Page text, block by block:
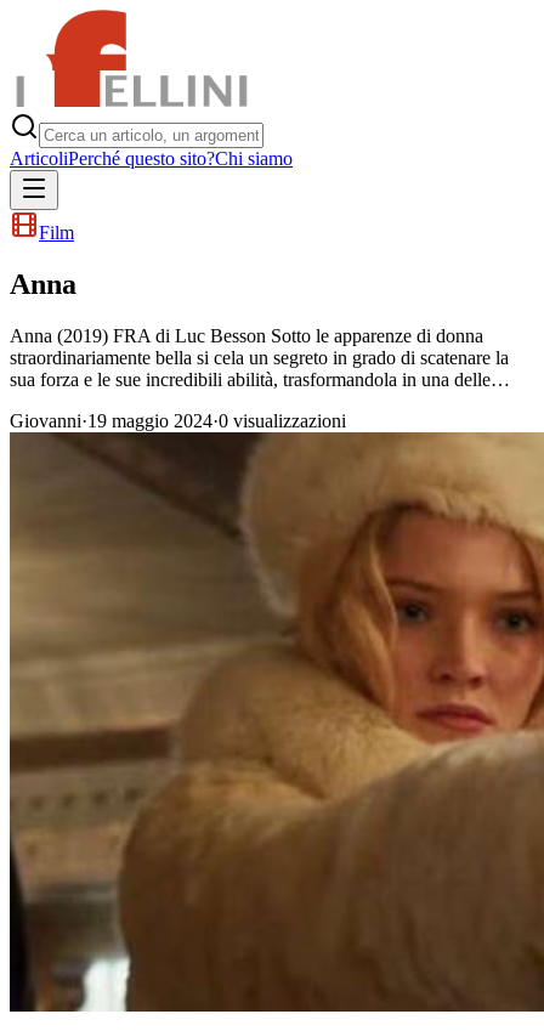
ArticoliPerché questo sito?Chi siamo
Film
Anna
Anna (2019) FRA di Luc Besson Sotto le apparenze di donna
straordinariamente bella si cela un segreto in grado di scatenare la
sua forza e le sue incredibili abilità, trasformandola in una delle…
Giovanni·19 maggio 2024·0 visualizzazioni